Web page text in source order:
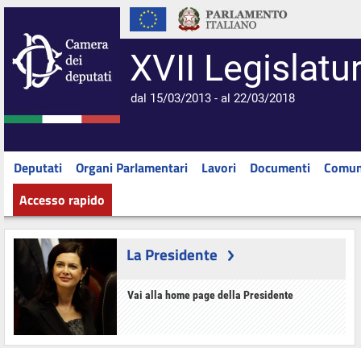
XVII
dal 15/03/2013 - al 22/03/2018
Deputati Organi Parlamentari Lavori Documenti
Accesso rapido
La Presidente
Vai alla home page della Presidente